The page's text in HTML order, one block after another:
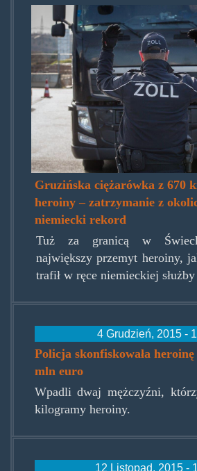
zoll.jpg
Gruzińska ciężarówka z 670
heroiny – zatrzymanie z
niemiecki rekord
Tuż za granicą w
największy przemyt heroiny,
trafił w ręce niemieckiej
4 Grudzień, 2015 -
Policja skonfiskowała
mln euro
Wpadli dwaj mężczyźni,
kilogramy heroiny.
12 Listopad, 2015 -